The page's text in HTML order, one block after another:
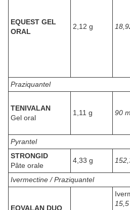
EQUEST GEL
ORAL
2,12 g
Praziquantel
TENIVALAN
Gel oral
1,11 g 90
Pyrantel
STRONGID
Pâte orale
4,33 g
Ivermectine / Praziquantel
EQVALAN DUO